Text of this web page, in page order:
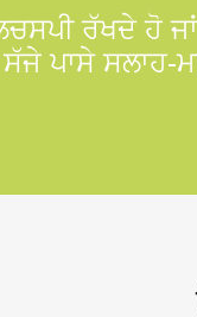
ਰੱਖਦੇ ਹੋ
ਪਾਸੇ ਸਲਾਹ-